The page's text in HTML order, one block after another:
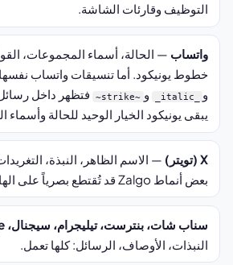
التوظيف وقارئات الشاشة.
واتساب — الحالة، أسماء المجموعات،
خطوط يونيكود. أما تنسيقات واتساب نفسها
و _italic_ و ~strike~
فتظهر داخل
يبقى يونيكود الخيار الوحيد للحالة
X (تويتر)
— الاسم الظاهر، النبذة،
بعض أنماط Zalgo قد تُقتطع بصرياً على الهاتف.
سناب شات، بنترست، تيليجرام، سيجنال، iMessage
النبذات، الأوصاف، الرسائل: كلها تعمل.